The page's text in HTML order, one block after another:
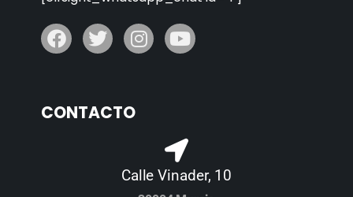
CONTACTO
Calle Vinader, 10